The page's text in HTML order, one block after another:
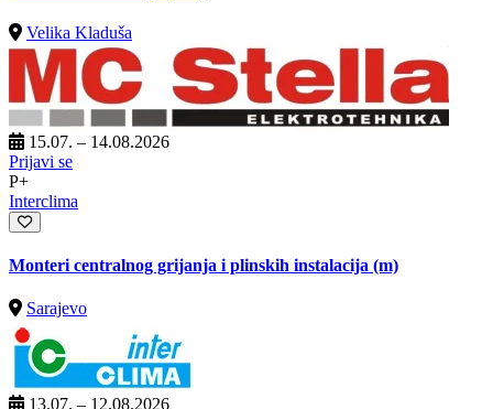
Velika Kladuša
15.07. – 14.08.2026
Prijavi se
P+
Interclima
Monteri centralnog grijanja i plinskih instalacija (m)
Sarajevo
13.07. – 12.08.2026